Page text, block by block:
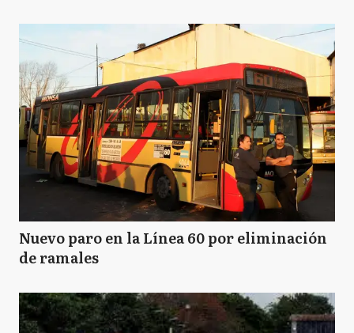
Nuevo paro en la Línea 60 por eliminación
de ramales